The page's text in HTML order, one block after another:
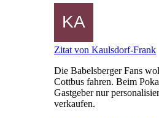
Zitat von Kaulsdorf-Frank
Die Babelsberger Fans
Cottbus fahren. Beim
Gastgeber nur
verkaufen.